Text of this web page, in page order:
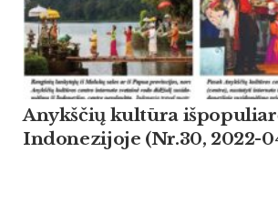
Anykščių kultūra
Indonezijoje (Nr.30, 2022-